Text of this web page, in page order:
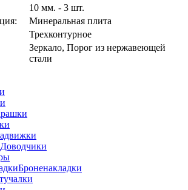
10 мм. - 3 шт.
Минеральная плита
Трехконтурное
Зеркало, Порог из нержавеющей
стали
Доводчики
Броненакладки